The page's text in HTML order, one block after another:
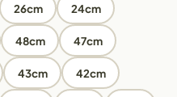
26cm 24cm
48cm 47cm
43cm 42cm